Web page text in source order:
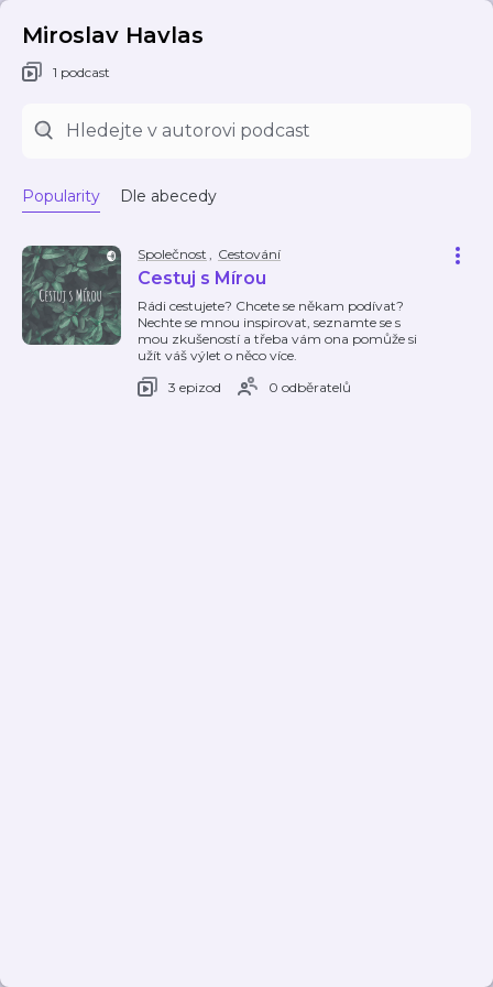
Miroslav Havlas
1 podcast
Popularity Dle abecedy
Společnost , Cestování
Cestuj s Mírou
Rádi cestujete? Chcete se někam podívat?
Nechte se mnou inspirovat, seznamte se s
mou zkušeností a třeba vám ona pomůže si
užít váš výlet o něco více.
3 epizod
0 odběratelů